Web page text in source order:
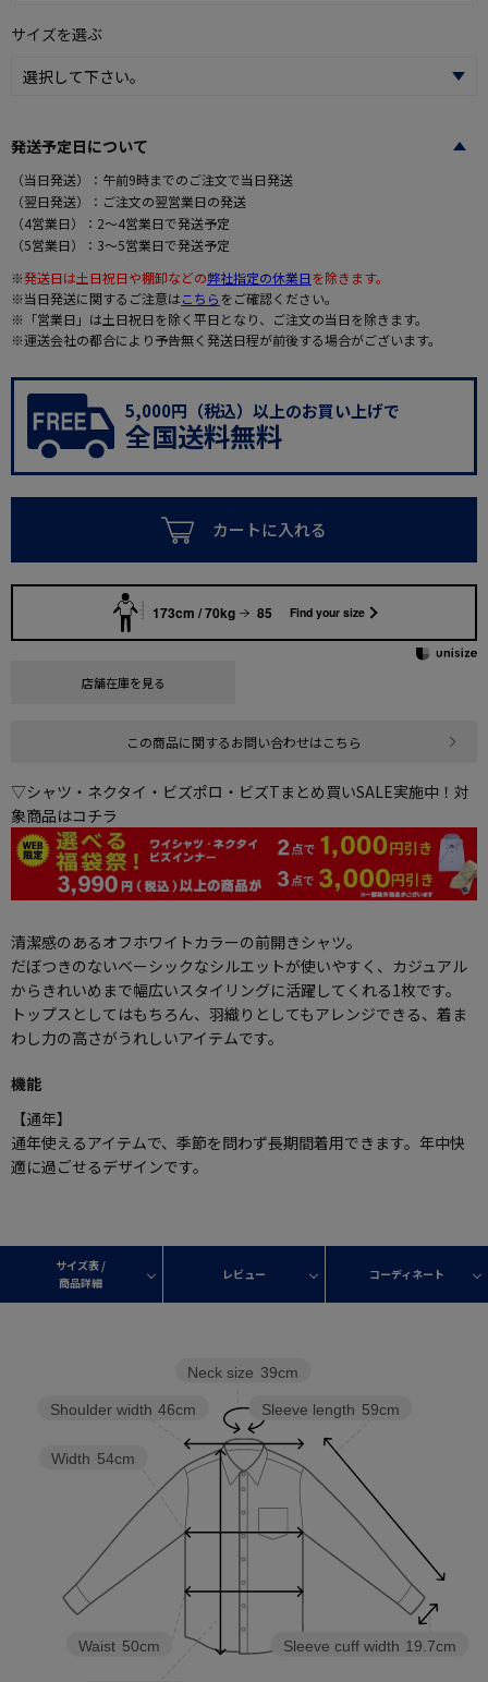
サイズを選ぶ
発送予定日について
（当日発送）：午前9時までのご注文で当日発送
（翌日発送）：ご注文の翌営業日の発送
（4営業日）：2～4営業日で発送予定
（5営業日）：3～5営業日で発送予定
※発送日は土日祝日や棚卸などの弊社指定の休業日を除きます。
※当日発送に関するご注意はこちらをご確認ください。
※「営業日」は土日祝日を除く平日となり、ご注文の当日を除きます。
※運送会社の都合により予告無く発送日程が前後する場合がございます。
5,000円（税込）以上のお買い上げで
全国送料無料
カートに入れる
173cm / 70kg 85 Find your size
店舗在庫を見る
この商品に関するお問い合わせはこちら
▽シャツ・ネクタイ・ビズポロ・ビズTまとめ買いSALE実施中！対
象商品はコチラ
清潔感のあるオフホワイトカラーの前開きシャツ。
だぼつきのないベーシックなシルエットが使いやすく、カジュアル
からきれいめまで幅広いスタイリングに活躍してくれる1枚です。
トップスとしてはもちろん、羽織りとしてもアレンジできる、着ま
わし力の高さがうれしいアイテムです。
機能
【通年】
通年使えるアイテムで、季節を問わず長期間着用できます。年中快
適に過ごせるデザインです。
サイズ表 /
商品詳細
レビュー コーディネート
Sleeve cuff width 19.7cm
Sleeve length 59cm
Neck size 39cm
Waist 50cm
Width 54cm
Shoulder width 46cm